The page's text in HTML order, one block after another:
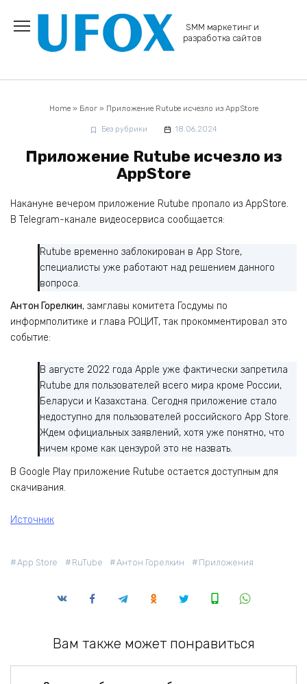
содержанию
SMM маркетинг и
разработка сайтов
Home» Блог» Приложение Rutube исчезло из AppStore
Без рубрики 18.06.2024
Приложение Rutube исчезло из
AppStore
Накануне вечером приложение Rutube пропало из AppStore.
В Telegram-канале видеосервиса сообщается:
Rutube временно заблокирован в App Store,
специалисты уже работают над решением данного
вопроса.
Антон Горелкин, замглавы комитета Госдумы по
информполитике и глава РОЦИТ, так прокомментировал это
событие:
В августе 2022 года Apple уже фактически запретила
Rutube для пользователей всего мира кроме России,
Беларуси и Казахстана. Сегодня приложение стало
недоступно для пользователей российского App Store.
Ждем официальных заявлений, хотя уже понятно, что
ничем кроме как цензурой это не назвать.
В Google Play приложение Rutube остается доступным для
скачивания.
Источник
App Store RuTube Антон Горелкин Приложения
Вам также может понравиться